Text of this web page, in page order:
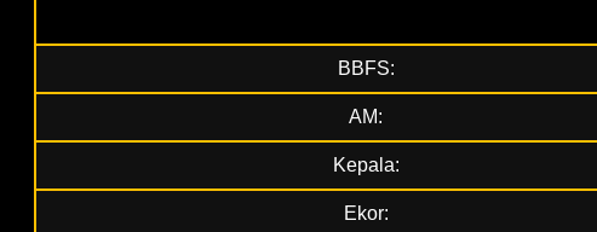
BBFS:
AM:
Kepala:
Ekor: